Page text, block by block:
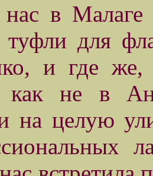
в
туфли для
и где
как не в
на целую